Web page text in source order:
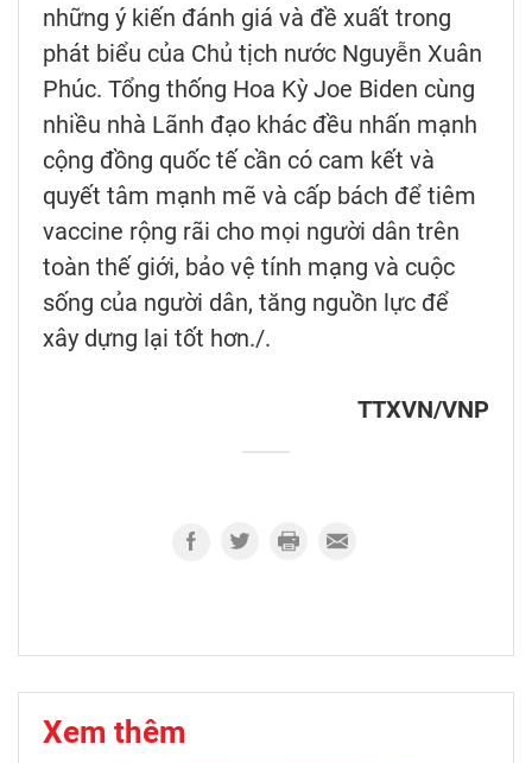
những ý kiến đánh giá và đề xuất trong
phát biểu của Chủ tịch nước Nguyễn Xuân
Phúc. Tổng thống Hoa Kỳ Joe Biden cùng
nhiều nhà Lãnh đạo khác đều nhấn mạnh
cộng đồng quốc tế cần có cam kết và
quyết tâm mạnh mẽ và cấp bách để tiêm
vaccine rộng rãi cho mọi người dân trên
toàn thế giới, bảo vệ tính mạng và cuộc
sống của người dân, tăng nguồn lực để
xây dựng lại tốt hơn./.
TTXVN/VNP
Xem thêm